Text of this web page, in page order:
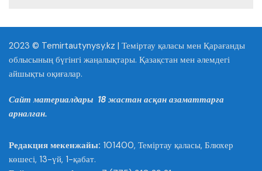
2023 © Temirtautynysy.kz | Теміртау қаласы мен Қарағанды
облысының бүгінгі жаңалықтары. Қазақстан мен әлемдегі
айшықты оқиғалар.
Сайт материалдары 18 жастан асқан азаматтарға
арналған.
Редакция мекенжайы: 101400, Теміртау қаласы, Блюхер
көшесі, 13-үй, 1-қабат.